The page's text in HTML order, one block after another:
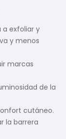
a exfoliar y
y menos
marcas
de la
cutáneo.
la barrera